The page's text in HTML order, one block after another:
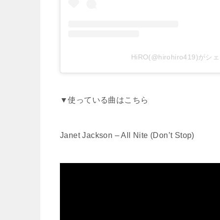
HiRO(@hirohiro419)がシ
▼使っている曲はこちら
Janet Jackson – All Nite (Don’t Stop)